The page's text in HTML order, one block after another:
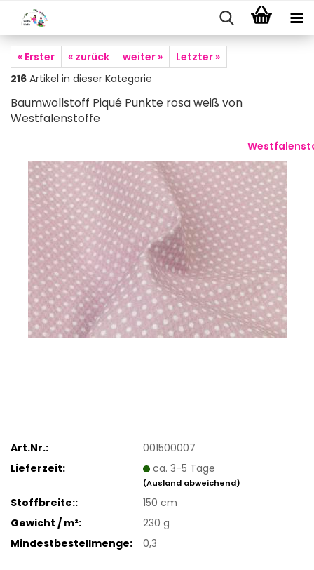
« Erster « zurück weiter »
Letzter »
216 Artikel in dieser Kategorie
Baumwollstoff Piqué Punkte rosa weiß von
Westfalenstoffe
Art.Nr.:
001500007
Lieferzeit:
ca. 3-5 Tage
(Ausland abweichend)
Stoffbreite::
150 cm
Gewicht / m²:
230 g
Mindestbestellmenge:
0,3